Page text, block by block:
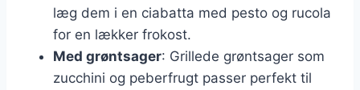
læg dem i en ciabatta med pesto og rucola
for en lækker frokost.
Med grøntsager: Grillede grøntsager som
zucchini og peberfrugt passer perfekt til